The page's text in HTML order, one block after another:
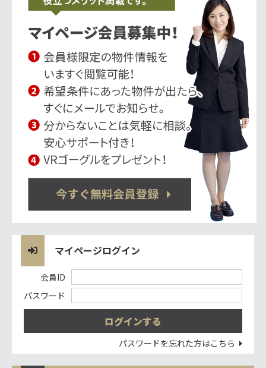
マイページログイン
会員ID
パスワード
パスワードを忘れた方はこちら